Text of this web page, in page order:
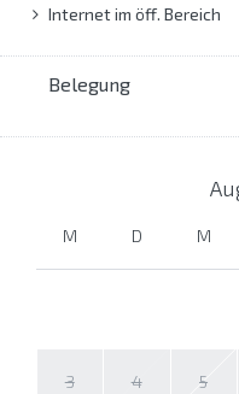
Internet im öff. Bereich
Belegung
M D M
3 4 5